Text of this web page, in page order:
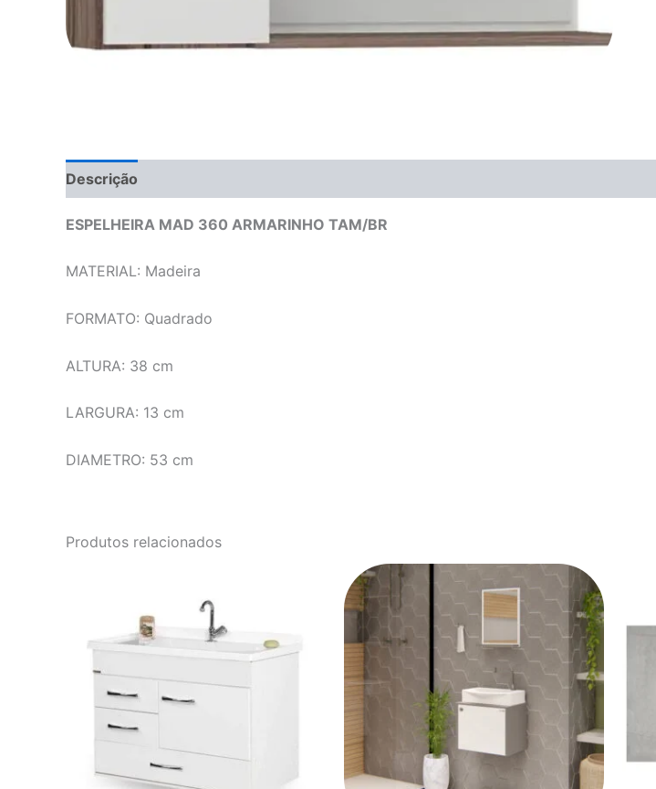
Descrição
ESPELHEIRA MAD 360 ARMARINHO TAM/BR
MATERIAL: Madeira
FORMATO: Quadrado
ALTURA: 38 cm
LARGURA: 13 cm
DIAMETRO: 53 cm
Produtos relacionados